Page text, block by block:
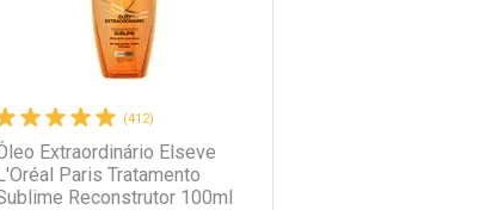
(412)
Extraordinário Elseve
Paris Tratamento
Reconstrutor 100ml